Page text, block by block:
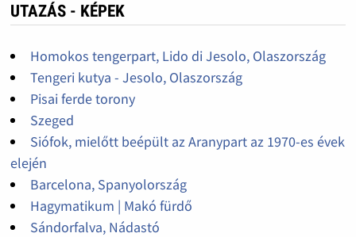
UTAZÁS - KÉPEK
Homokos tengerpart, Lido di Jesolo, Olaszország
Tengeri kutya - Jesolo, Olaszország
Pisai ferde torony
Szeged
Siófok, mielőtt beépült az Aranypart az 1970-es évek
elején
Barcelona, Spanyolország
Hagymatikum | Makó fürdő
Sándorfalva, Nádastó